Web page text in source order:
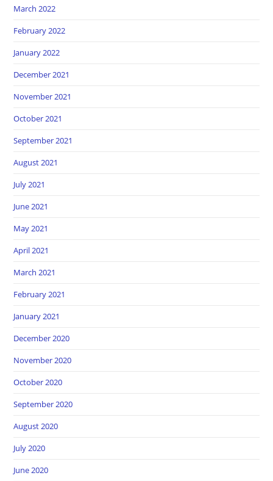
March 2022
February 2022
January 2022
December 2021
November 2021
October 2021
September 2021
August 2021
July 2021
June 2021
May 2021
April 2021
March 2021
February 2021
January 2021
December 2020
November 2020
October 2020
September 2020
August 2020
July 2020
June 2020